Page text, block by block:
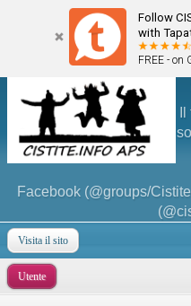
Follow
with
FREE - on
Facebook (@groups/
Visita il sito
Utente